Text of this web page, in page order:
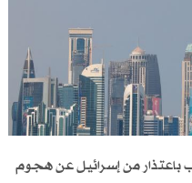
من إسرائيل عن هجوم